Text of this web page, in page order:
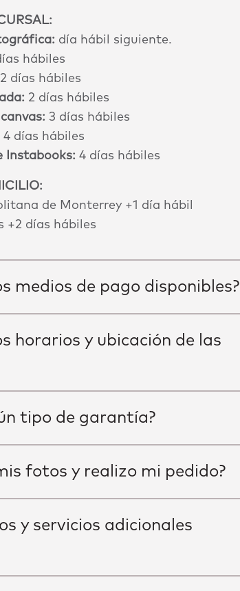
día hábil siguiente.
hábiles
2 días hábiles
2 días hábiles
3 días hábiles
4 días hábiles
Instabooks: 4 días hábiles
de Monterrey +1 día hábil
+2 días hábiles
medios de pago disponibles?
horarios y ubicación de las
tipo de garantía?
fotos y realizo mi pedido?
y servicios adicionales